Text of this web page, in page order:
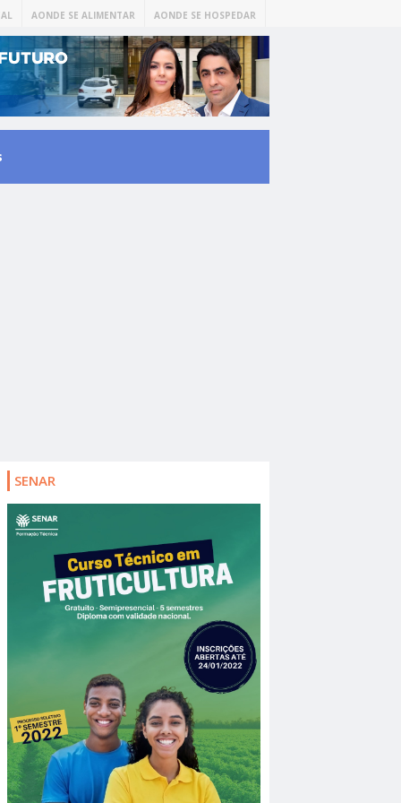
AONDE SE ALIMENTAR AONDE SE HOSPEDAR
SENAR